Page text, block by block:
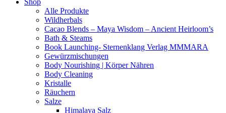
Alle Produkte
Wildherbals
Cacao Blends – Maya Wisdom – Ancient Heirloom’s
Bath & Steams
Book Launching- Sternenklang Verlag MMMARA
Gewürzmischungen
Body Nourishing | Körper Nähren
Body Cleaning
Kristalle
Räuchern
Salze
Himalaya Salz